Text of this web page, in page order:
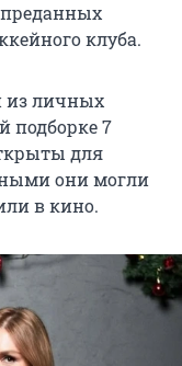
клуба.
личных
подборке 7
для
они могли
в кино.